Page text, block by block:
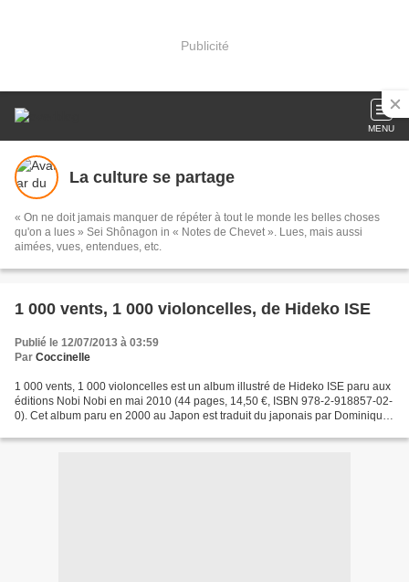
Publicité
MENU
La culture se partage
« On ne doit jamais manquer de répéter à tout le monde les belles choses
qu'on a lues » Sei Shônagon in « Notes de Chevet ». Lues, mais aussi
aimées, vues, entendues, etc.
1 000 vents, 1 000 violoncelles, de Hideko ISE
Publié le 12/07/2013 à 03:59
Par Coccinelle
1 000 vents, 1 000 violoncelles est un album illustré de Hideko ISE paru aux
éditions Nobi Nobi en mai 2010 (44 pages, 14,50 €, ISBN 978-2-918857-02-
0). Cet album paru en 2000 au Japon est traduit du japonais par Dominique